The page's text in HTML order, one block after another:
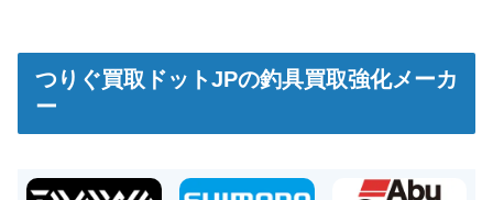
つりぐ買取ドットJPの釣具買取強化メーカ
ー